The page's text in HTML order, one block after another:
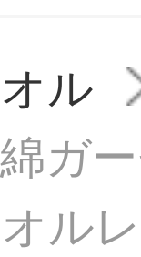
ル
ガ
ル